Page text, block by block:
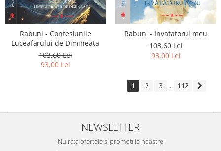
Rabuni - Confesiunile
Luceafarului de Dimineata
103,60 Lei
93,00 Lei
Rabuni - Invatatorul meu
103,60 Lei
93,00 Lei
1 2 3 ... 112
NEWSLETTER
Nu rata ofertele si promotiile noastre